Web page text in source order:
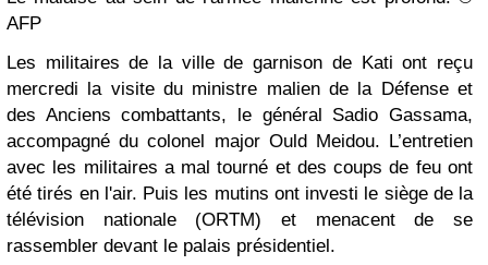
AFP
Les militaires de la ville de garnison de Kati ont reçu
mercredi la visite du ministre malien de la Défense et
des Anciens combattants, le général Sadio Gassama,
accompagné du colonel major Ould Meidou. L’entretien
avec les militaires a mal tourné et des coups de feu ont
été tirés en l'air. Puis les mutins ont investi le siège de la
télévision nationale (ORTM) et menacent de se
rassembler devant le palais présidentiel.